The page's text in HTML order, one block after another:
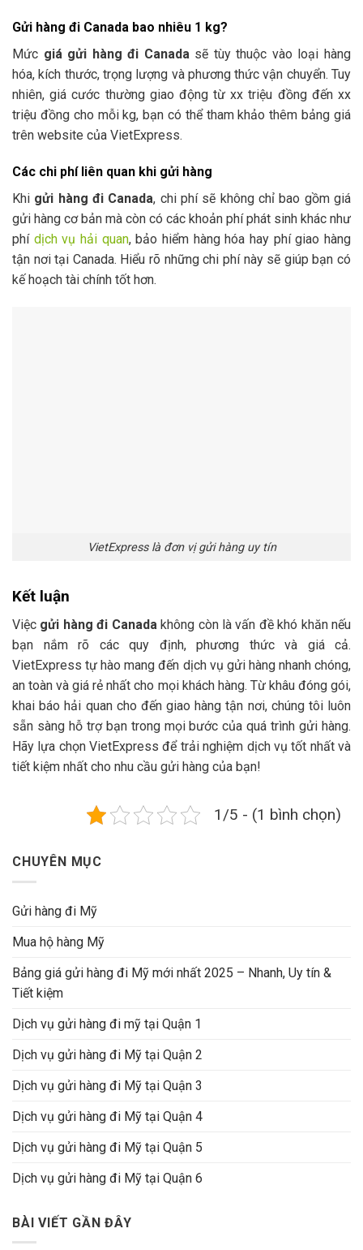
Gửi hàng đi Canada bao nhiêu 1 kg?
Mức giá gửi hàng đi Canada sẽ tùy thuộc vào loại hàng
hóa, kích thước, trọng lượng và phương thức vận chuyển. Tuy
nhiên, giá cước thường giao động từ xx triệu đồng đến xx
triệu đồng cho mỗi kg, bạn có thể tham khảo thêm bảng giá
trên website của VietExpress.
Các chi phí liên quan khi gửi hàng
Khi gửi hàng đi Canada, chi phí sẽ không chỉ bao gồm giá
gửi hàng cơ bản mà còn có các khoản phí phát sinh khác như
phí dịch vụ hải quan, bảo hiểm hàng hóa hay phí giao hàng
tận nơi tại Canada. Hiểu rõ những chi phí này sẽ giúp bạn có
kế hoạch tài chính tốt hơn.
VietExpress là đơn vị gửi hàng uy tín
Kết luận
Việc gửi hàng đi Canadakhông còn là vấn đề khó khăn nếu
bạn nắm rõ các quy định, phương thức và giá cả.
VietExpress tự hào mang đến dịch vụ gửi hàng nhanh chóng,
an toàn và giá rẻ nhất cho mọi khách hàng. Từ khâu đóng gói,
khai báo hải quan cho đến giao hàng tận nơi, chúng tôi luôn
sẵn sàng hỗ trợ bạn trong mọi bước của quá trình gửi hàng.
Hãy lựa chọn VietExpress để trải nghiệm dịch vụ tốt nhất và
tiết kiệm nhất cho nhu cầu gửi hàng của bạn!
1/5 - (1 bình chọn)
CHUYÊN MỤC
Gửi hàng đi Mỹ
Mua hộ hàng Mỹ
Bảng giá gửi hàng đi Mỹ mới nhất 2025 – Nhanh, Uy tín &
Tiết kiệm
Dịch vụ gửi hàng đi mỹ tại Quận 1
Dịch vụ gửi hàng đi Mỹ tại Quận 2
Dịch vụ gửi hàng đi Mỹ tại Quận 3
Dịch vụ gửi hàng đi Mỹ tại Quận 4
Dịch vụ gửi hàng đi Mỹ tại Quận 5
Dịch vụ gửi hàng đi Mỹ tại Quận 6
BÀI VIẾT GẦN ĐÂY